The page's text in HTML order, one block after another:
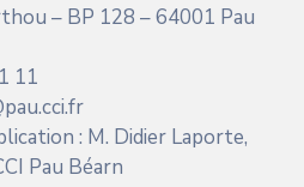
– BP 128 – 64001 Pau
11
: M. Didier Laporte,
Pau Béarn